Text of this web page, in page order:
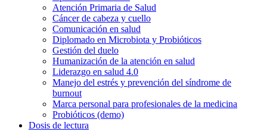
Atención Primaria de Salud
Cáncer de cabeza y cuello
Comunicación en salud
Diplomado en Microbiota y Probióticos
Gestión del duelo
Humanización de la atención en salud
Liderazgo en salud 4.0
Manejo del estrés y prevención del síndrome de
burnout
Marca personal para profesionales de la medicina
Probióticos (demo)
Dosis de lectura